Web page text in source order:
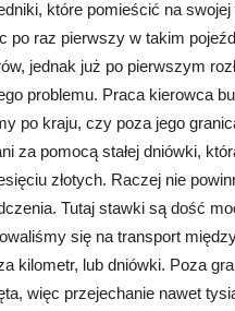
które pomieścić na
po raz pierwszy w takim
jednak już po pierwszym
problemu. Praca kierowca
po kraju, czy poza jego
za pomocą stałej dniówki,
złotych. Raczej nie
Tutaj stawki są dość
się na transport
kilometr, lub dniówki. Poza
więc przejechanie nawet